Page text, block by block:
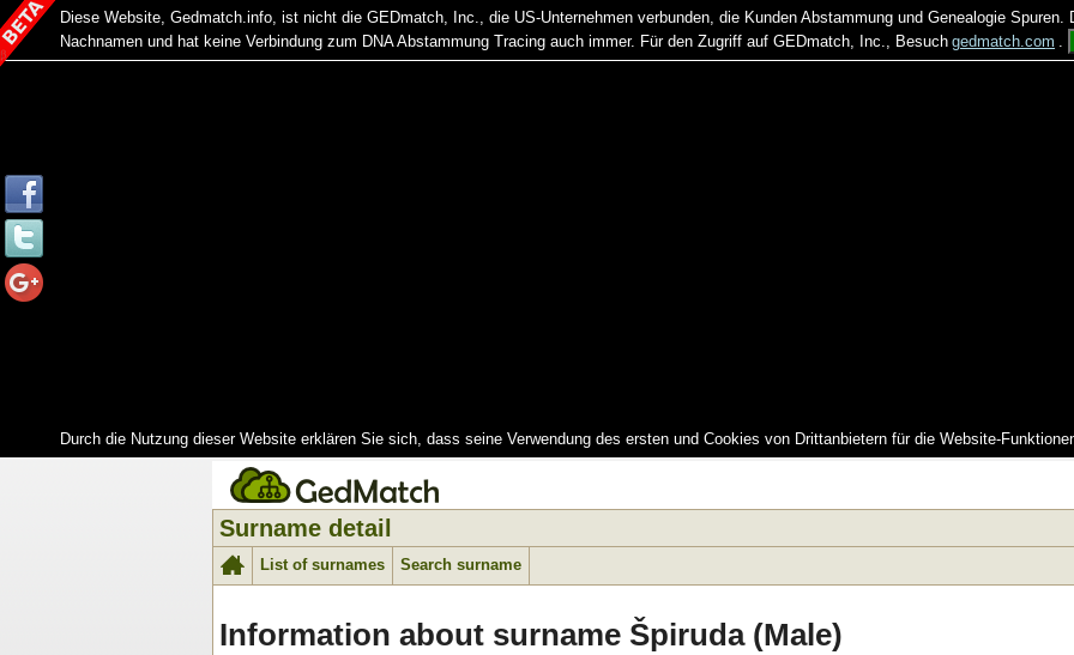
Diese Website, Gedmatch.info, ist nicht die GEDmatch, Inc., die US-Unternehmen verbunden, die Kunden Abstammung und Genealogie
Nachnamen und hat keine Verbindung zum DNA Abstammung Tracing auch immer. Für den Zugriff auf GEDmatch, Inc., Besuch gedmatch.com .
Durch die Nutzung dieser Website erklären Sie sich, dass seine Verwendung des ersten und Cookies von Drittanbietern für die Website-
Surname detail
List of surnames Search surname
Information about surname Špiruda (Male)